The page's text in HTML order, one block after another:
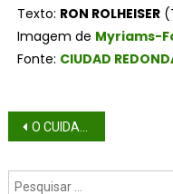
Texto: RON ROLHEISER
Imagem de Myriams-
Fonte: CIUDAD
O CUIDADO COM A LINGUAGEM